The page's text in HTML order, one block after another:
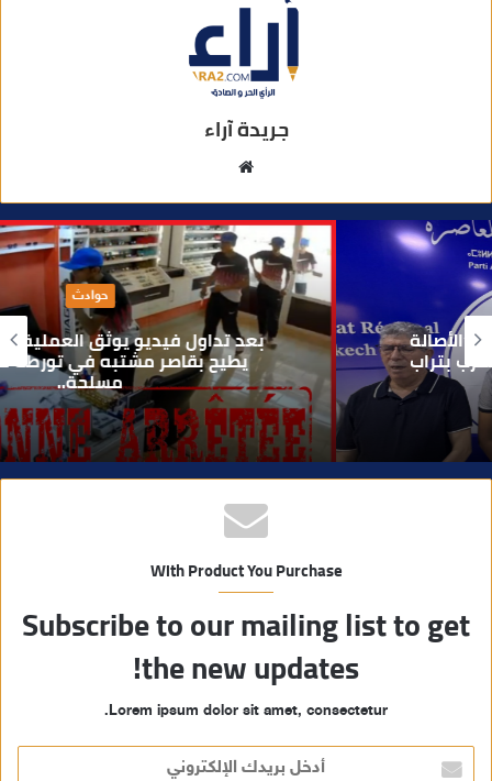
جريدة آراء
ق
ع
ا
ل
و
ي
ب
حوادث
بعد تداول فيديو يوثق العملية.. أمن مراكش
يطيح بقاصر مشتبه في تورطه في سرقة
مسلحة..
With Product You Purchase
Subscribe to our mailing list to get
the new updates!
Lorem ipsum dolor sit amet, consectetur.
أ